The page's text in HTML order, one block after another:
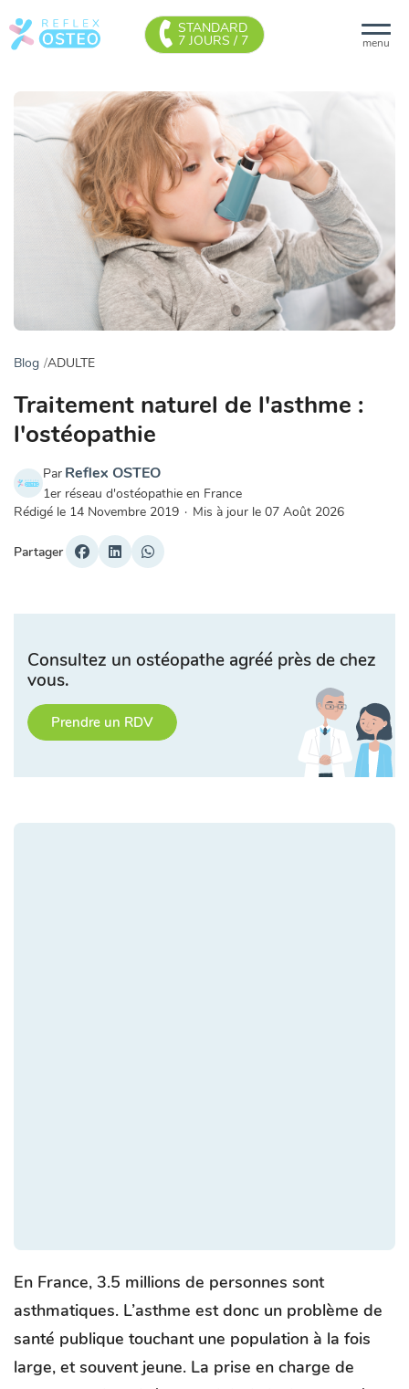
menu
STANDARD
7 JOURS / 7
Blog ADULTE
Traitement naturel de l'asthme :
l'ostéopathie
Par Reflex OSTEO
1er réseau d'ostéopathie en France
Rédigé le 14 Novembre 2019 · Mis à jour le 07 Août 2026
Partager
Consultez un ostéopathe agréé près de chez
vous.
Prendre un RDV
En France, 3.5 millions de personnes sont
asthmatiques. L’asthme est donc un problème de
santé publique touchant une population à la fois
large, et souvent jeune. La prise en charge de